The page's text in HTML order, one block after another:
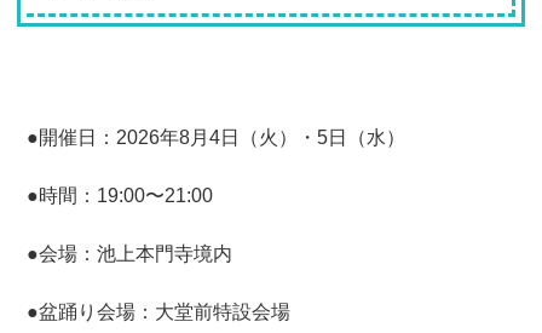
●開催日：2026年8月4日（火）・5日（水）
●時間：19:00〜21:00
●会場：池上本門寺境内
●盆踊り会場：大堂前特設会場